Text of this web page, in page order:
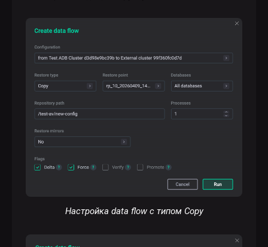
Настройка data flow с типом Copy